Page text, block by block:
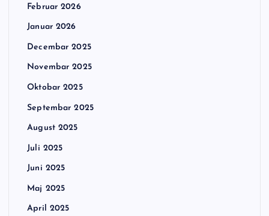
Februar 2026
Januar 2026
Decembar 2025
Novembar 2025
Oktobar 2025
Septembar 2025
August 2025
Juli 2025
Juni 2025
Maj 2025
April 2025